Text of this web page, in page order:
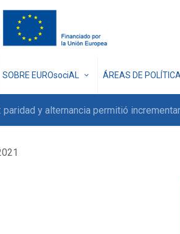
SOBRE EUROsociAL ÁREAS DE
paridad y alternancia permitió